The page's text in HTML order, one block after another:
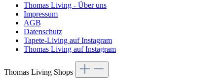
Thomas Living - Über uns
Impressum
AGB
Datenschutz
Tapete-Living auf Instagram
Thomas Living auf Instagram
Thomas Living Shops